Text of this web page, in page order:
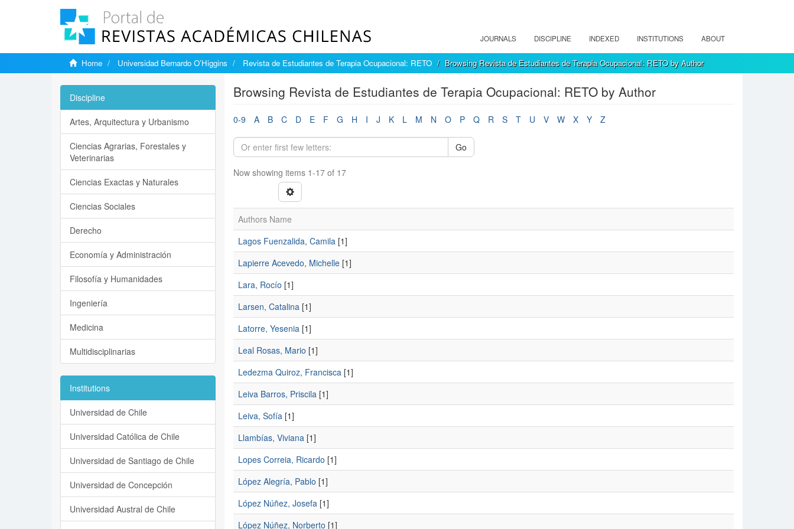
JOURNALS DISCIPLINE INDEXED INSTITUTIONS ABOUT
Home Universidad Bernardo O’Higgins Revista de Estudiantes de Terapia Ocupacional: RETO Browsing Revista de Estudiantes de Terapia Ocupacional: RETO by Author
Browsing Revista de Estudiantes de Terapia Ocupacional: RETO by Author
0-9 A B C D E F G H I J K L M N O P Q R S T U V W X Y Z
Go
Now showing items 1-17 of 17
Authors Name
Lagos Fuenzalida, Camila[1]
Lapierre Acevedo, Michelle[1]
Lara, Rocío [1]
Larsen, Catalina[1]
Latorre, Yesenia[1]
Leal Rosas, Mario [1]
Ledezma Quiroz, Francisca[1]
Leiva Barros, Priscila[1]
Leiva, Sofía[1]
Llambías, Viviana[1]
Lopes Correia, Ricardo [1]
López Alegría, Pablo [1]
López Núñez, Josefa[1]
López Núñez, Norberto [1]
Discipline
Artes, Arquitectura y Urbanismo
Ciencias Agrarias, Forestales y
Veterinarias
Ciencias Exactas y Naturales
Ciencias Sociales
Derecho
Economía y Administración
Filosofía y Humanidades
Ingeniería
Medicina
Multidisciplinarias
Institutions
Universidad de Chile
Universidad Católica de Chile
Universidad de Santiago de Chile
Universidad de Concepción
Universidad Austral de Chile